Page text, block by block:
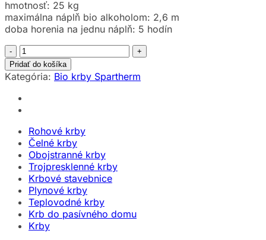
hmotnosť: 25 kg
maximálna náplň bio alkoholom: 2,6 m
doba horenia na jednu náplň: 5 hodín
množstvo
Spartherm
quadra
wall
Pridať do košíka
Kategória: Bio krby Spartherm
Rohové krby
Čelné krby
Obojstranné krby
Trojpresklenné krby
Krbové stavebnice
Plynové krby
Teplovodné krby
Krb do pasívného domu
Krby